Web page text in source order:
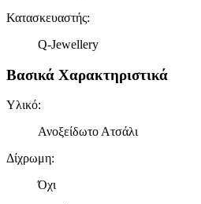
Κατασκευαστής:
Q-Jewellery
Βασικά Χαρακτηριστικά
Υλικό:
Ανοξείδωτο Ατσάλι
Δίχρωμη:
Όχι